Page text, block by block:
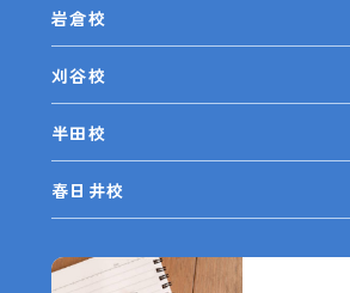
岩倉校
刈谷校
半田校
春日井校